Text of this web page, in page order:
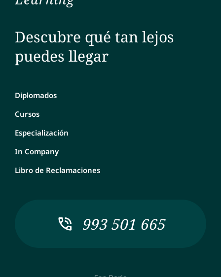
Descubre qué tan lejos
puedes llegar
Diplomados
Cursos
Especialización
In Company
Libro de Reclamaciones
993 501 665